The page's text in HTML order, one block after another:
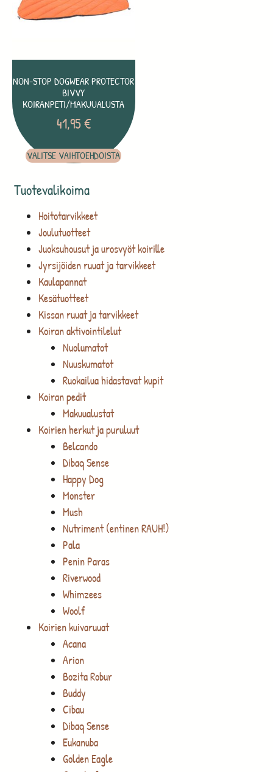
Tuotevalikoima
Hoitotarvikkeet
Joulutuotteet
Juoksuhousut ja urosvyöt koirille
Jyrsijöiden ruuat ja tarvikkeet
Kaulapannat
Kesätuotteet
Kissan ruuat ja tarvikkeet
Koiran aktivointilelut
Nuolumatot
Nuuskumatot
Ruokailua hidastavat kupit
Koiran pedit
Makuualustat
Koirien herkut ja puruluut
Belcando
Dibaq Sense
Happy Dog
Monster
Mush
Nutriment (entinen RAUH!)
Pala
Penin Paras
Riverwood
Whimzees
Woolf
Koirien kuivaruuat
Acana
Arion
Bozita Robur
Buddy
Cibau
Dibaq Sense
Eukanuba
Golden Eagle
NON-STOP DOGWEAR PROTECTOR
BIVVY
KOIRANPETI/MAKUUALUSTA
41,95€
VALITSE VAIHTOEHDOISTA